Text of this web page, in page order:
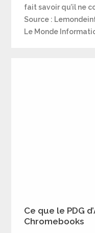
fait savoir qu’il ne
Source :
Le Monde
Ce que le PDG
Chromebooks